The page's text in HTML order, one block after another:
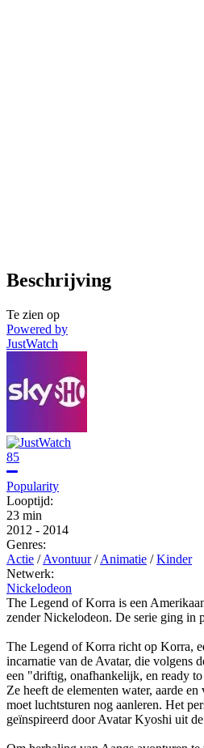
Beschrijving
Te zien op
Powered by
JustWatch
85
Popularity
Looptijd:
23 min
2012 - 2014
Genres:
Actie / Avontuur / Animatie / Kinder
Netwerk:
Nickelodeon
The Legend of Korra is een
zender Nickelodeon. De serie ging in
The Legend of Korra richt op Korra,
incarnatie van de Avatar, die volgens
een "driftig, onafhankelijk, en ready
Ze heeft de elementen water, aarde
moet luchtsturen nog aanleren. Het
geïnspireerd door Avatar Kyoshi uit